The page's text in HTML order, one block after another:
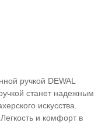
ручкой DEWAL
станет надежным
искусства.
и комфорт в